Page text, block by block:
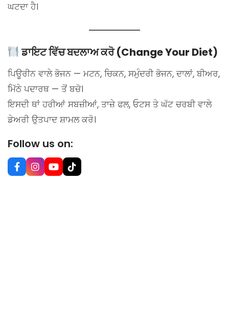
ਘਟਦਾ ਹੈ।
ਡਾਇਟ ਵਿੱਚ ਬਦਲਾਅ ਕਰੋ (Change Your Diet)
ਪਿਊਰੀਨ ਵਾਲੇ ਭੋਜਨ — ਮਟਨ, ਚਿਕਨ, ਸਮੁੰਦਰੀ ਭੋਜਨ, ਦਾਲਾਂ, ਬੀਅਰ,
ਮਿੱਠੇ ਪਦਾਰਥ — ਤੋਂ ਬਚੋ।
ਇਸਦੀ ਥਾਂ ਹਰੀਆਂ ਸਬਜ਼ੀਆਂ, ਤਾਜ਼ੇ ਫਲ, ਓਟਸ ਤੇ ਘੱਟ ਚਰਬੀ ਵਾਲੇ
ਡੇਅਰੀ ਉਤਪਾਦ ਸ਼ਾਮਲ ਕਰੋ।
Follow us on: